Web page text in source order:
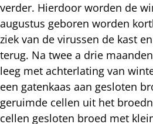
verder. Hierdoor worden de
augustus geboren worden
ziek van de virussen de kast
terug. Na twee a drie
leeg met achterlating van
een gatenkaas aan gesloten
geruimde cellen uit het
cellen gesloten broed met